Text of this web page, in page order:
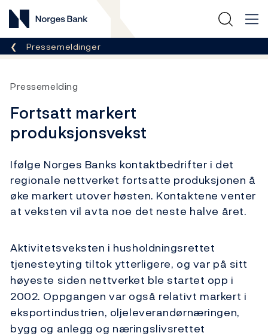
Norges Bank
Her er du nå:
Pressemeldinger
Pressemelding
Fortsatt markert
produksjonsvekst
Ifølge Norges Banks kontaktbedrifter i det
regionale nettverket fortsatte produksjonen å
øke markert utover høsten. Kontaktene venter
at veksten vil avta noe det neste halve året.
Aktivitetsveksten i husholdningsrettet
tjenesteyting tiltok ytterligere, og var på sitt
høyeste siden nettverket ble startet opp i
2002. Oppgangen var også relativt markert i
eksportindustrien, oljeleverandørnæringen,
bygg og anlegg og næringslivsrettet